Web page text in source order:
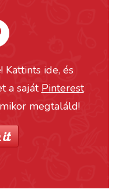
Kattints ide, és
a saját Pinterest
megtaláld!